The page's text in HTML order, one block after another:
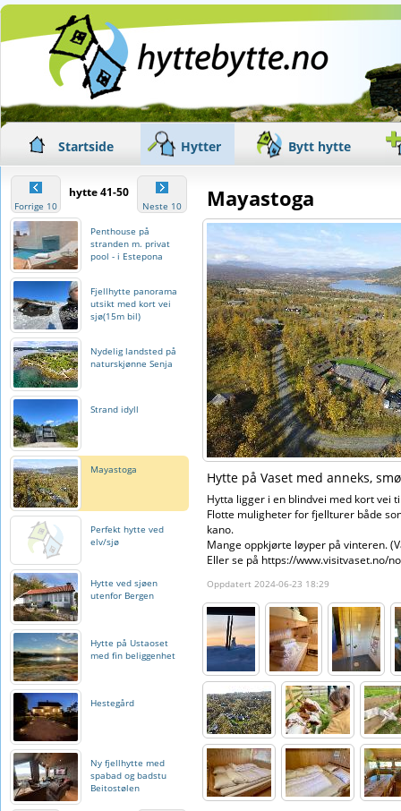
Startside Hytter Bytt hytte
Forrige 10
hytte 41-50
Neste 10
Penthouse på
stranden m. privat
pool - i Estepona
Fjellhytte panorama
utsikt med kort vei
sjø(15m bil)
Nydelig landsted på
naturskjønne Senja
Strand idyll
Mayastoga
Perfekt hytte ved
elv/sjø
Hytte ved sjøen
utenfor Bergen
Hytte på Ustaoset
med fin beliggenhet
Hestegård
Ny fjellhytte med
spabad og badstu
Beitostølen
Mayastoga
Hytte på Vaset med anneks,
Hytta ligger i en blindvei med kort vei
Flotte muligheter for fjellturer både
kano.
Mange oppkjørte løyper på vinteren.
Eller se på https://www.visitvaset.no/no
Oppdatert 2024-06-23 18:29